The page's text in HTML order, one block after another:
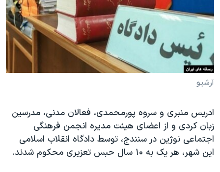
فرهنگ و زندگی
اقتصادی
علم و فناوری
اسرائیل در جنگ
آرشیو پخش زنده
مستندها
انتخابات ریاست جمهوری آمریکا ۲۰۲۴
حمله جمهوری اسلامی به اسرائیل
رمز مهسا
ورزش زنان در ایران
مجموعه مستندهای دادخواهی
تریبونال مردمی آبان ۹۸
دادگاه حمید نوری
دنبال کنید
زبانهای مختلف
آرشیو
ادریس منبری و سروه پورمحمدی، فعالان مدنی، مدرسین
زبان کردی و از اعضای هیئت‌ مدیره انجمن فرهنگی
اجتماعی نوژین در سنندج، توسط دادگاه انقلاب اسلامی
این شهر، هر یک به ۱۰ سال حبس تعزیری محکوم شدند.